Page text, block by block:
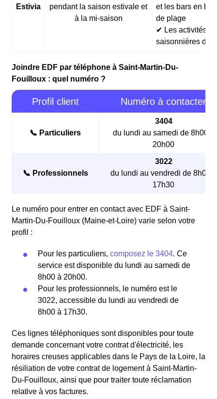
Estivia
pendant la saison estivale et
à la mi-saison
et les bars en
de plage
✔ Les activités
saisonnières
Joindre EDF par téléphone à Saint-Martin-Du-
Fouilloux : quel numéro ?
Profil client Numéro à contacter
📞 Particuliers
3404
du lundi au samedi de 8h00 à
20h00
📞 Professionnels
3022
du lundi au vendredi de 8h00 à
17h30
Le numéro pour entrer en contact avec EDF à Saint-
Martin-Du-Fouilloux (Maine-et-Loire) varie selon votre
profil :
Pour les particuliers, composez le 3404. Ce
service est disponible du lundi au samedi de
8h00 à 20h00.
Pour les professionnels, le numéro est le
3022, accessible du lundi au vendredi de
8h00 à 17h30.
Ces lignes téléphoniques sont disponibles pour toute
demande concernant votre contrat d'électricité, les
horaires creuses applicables dans le Pays de la Loire, la
résiliation de votre contrat de logement à Saint-Martin-
Du-Fouilloux, ainsi que pour traiter toute réclamation
relative à vos factures.